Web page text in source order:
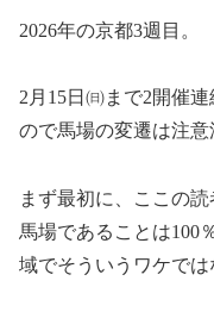
2026年の京都3週目。
2月15日㈰まで2開催
ので馬場の変遷は注意
まず最初に、ここの
馬場であることは100
域でそういうワケでは